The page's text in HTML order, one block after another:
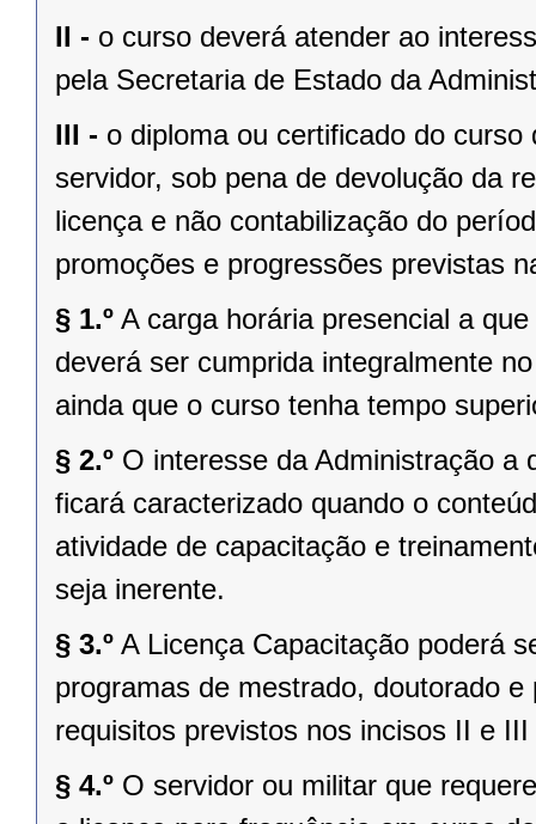
II - o curso deverá atender ao
pela Secretaria de Estado da
III - o diploma ou certificado do
servidor, sob pena de devolução da
licença e não contabilização do
promoções e progressões previstas
§ 1.º A carga horária presencial a
deverá ser cumprida integralmente
ainda que o curso tenha tempo
§ 2.º O interesse da Administração a
ficará caracterizado quando o
atividade de capacitação e
seja inerente.
§ 3.º A Licença Capacitação poderá
programas de mestrado, doutorado
requisitos previstos nos incisos II e
§ 4.º O servidor ou militar que